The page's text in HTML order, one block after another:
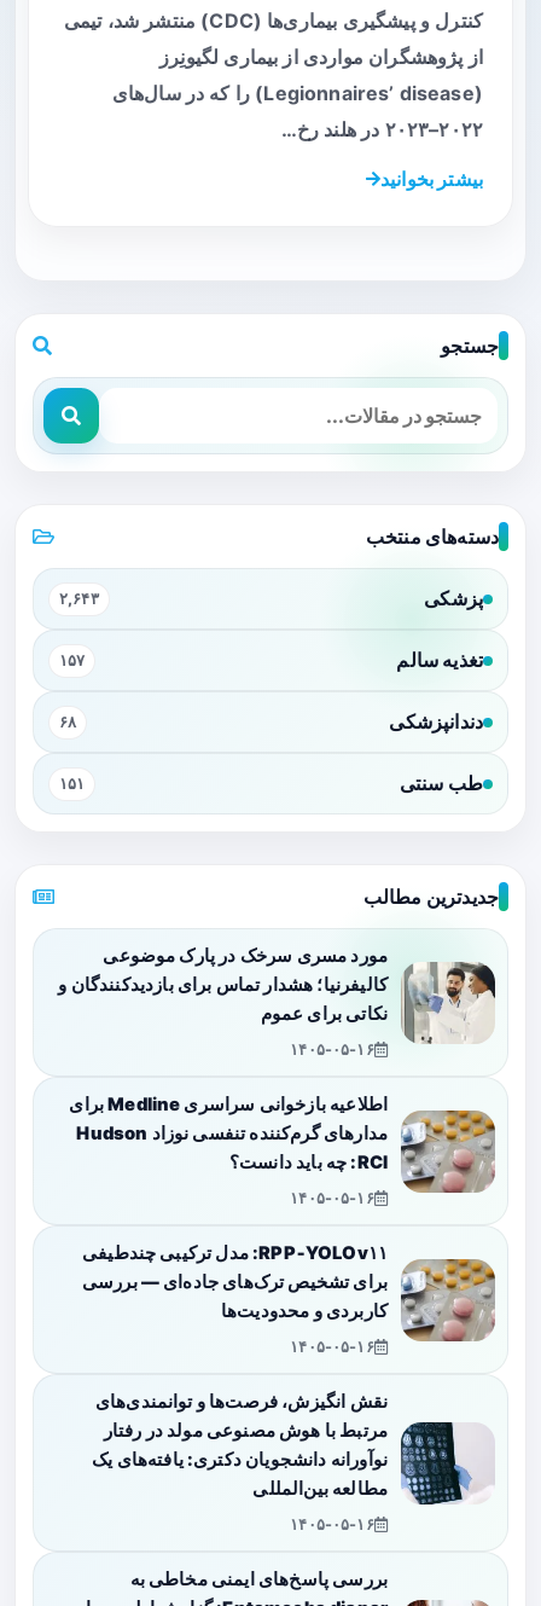
کنترل و پیشگیری بیماری‌ها (CDC) منتشر شد، تیمی
از پژوهشگران مواردی از بیماری لگیونِرز
(Legionnaires’ disease) را که در سال‌های
۲۰۲۲–۲۰۲۳ در هلند رخ…
بیشتر بخوانید
جستجو
دسته‌های منتخب
پزشکی ۲,۶۴۳
تغذیه سالم ۱۵۷
دندانپزشکی ۶۸
طب سنتی ۱۵۱
جدیدترین مطالب
مورد مسری سرخک در پارک موضوعی
کالیفرنیا؛ هشدار تماس برای بازدیدکنندگان و
نکاتی برای عموم
۱۴۰۵-۰۵-۱۶
اطلاعیه بازخوانی سراسری Medline برای
مدارهای گرم‌کننده تنفسی نوزاد Hudson
RCI: چه باید دانست؟
۱۴۰۵-۰۵-۱۶
RPP‑YOLOv۱۱: مدل ترکیبی چندطیفی
برای تشخیص ترک‌های جاده‌ای — بررسی
کاربردی و محدودیت‌ها
۱۴۰۵-۰۵-۱۶
نقش انگیزش، فرصت‌ها و توانمندی‌های
مرتبط با هوش مصنوعی مولد در رفتار
نوآورانه دانشجویان دکتری: یافته‌های یک
مطالعه بین‌المللی
۱۴۰۵-۰۵-۱۶
بررسی پاسخ‌های ایمنی مخاطی به